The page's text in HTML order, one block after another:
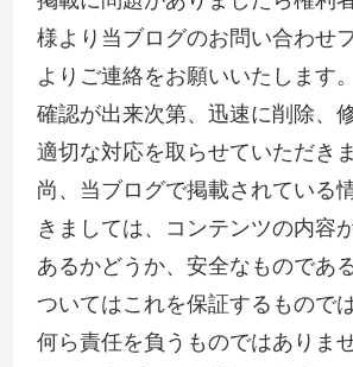
様より当ブログのお問い合わせ
よりご連絡をお願いいたします。
確認が出来次第、迅速に削除、修
適切な対応を取らせていただきま
尚、当ブログで掲載されている
きましては、コンテンツの内容
あるかどうか、安全なものであ
ついてはこれを保証するものでは
何ら責任を負うものではありませ